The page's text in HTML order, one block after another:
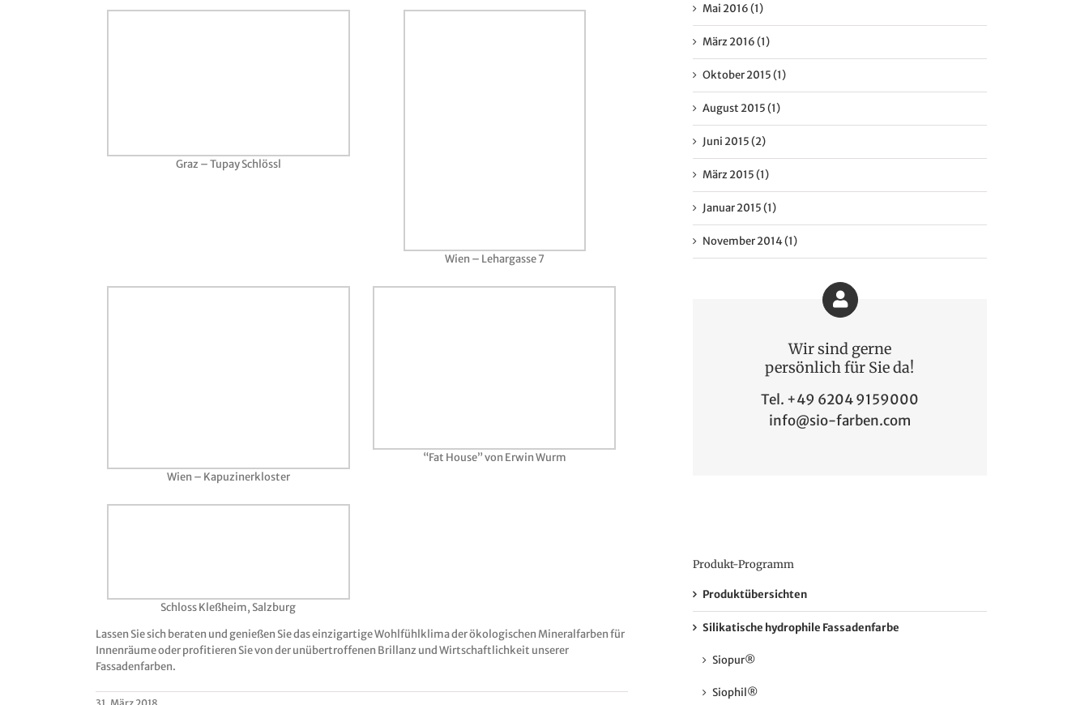
Graz – Tupay Schlössl
Wien – Lehargasse 7
Wien – Kapuzinerkloster
“Fat House” von Erwin Wurm
Schloss Kleßheim, Salzburg
Lassen Sie sich beraten und genießen Sie das einzigartige Wohlfühlklima der ökologischen Mineralfarben für
Innenräume oder profitieren Sie von der unübertroffenen Brillanz und Wirtschaftlichkeit unserer
Fassadenfarben.
Mai 2016 (1)
März 2016 (1)
Oktober 2015 (1)
August 2015 (1)
Juni 2015 (2)
März 2015 (1)
Januar 2015 (1)
November 2014 (1)
Wir sind gerne
persönlich für Sie da!
Tel. +49 6204 9159000
info@sio-farben.com
Produkt-Programm
Produktübersichten
Silikatische hydrophile Fassadenfarbe
Siopur®
Siophil®